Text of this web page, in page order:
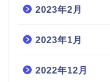
2023年2月
2023年1月
2022年12月